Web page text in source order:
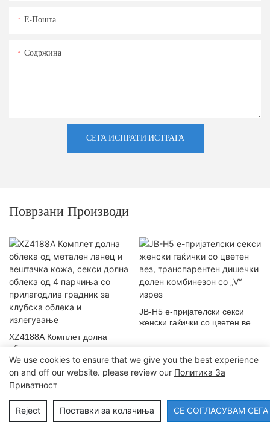
Е-Пошта
Содржина
СЕГА ИСПРАТИ ИСТРАГА
Поврзани Производи
XZ4188A Комплет долна
облека од метален ланец и
вештачка кожа, секси долна
облека од 4 парчиња со
прилагодлив градник за
клубска облека и излегување
JB-H5 е-пријателски секси
женски гаќички со цветен вез,
изрез
Авторски права © 2024 Dongguan Lanteng Sports Products Co., Ltd. |
Мапа на сајтот∣Политика за приватност
We use cookies to ensure that we give you the best experience
on and off our website. please review our Политика За
Приватност
Reject Поставки за колачиња СЕ СОГЛАСУВАМ СЕГА